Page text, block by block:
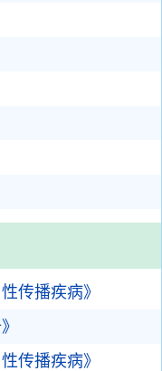
传播疾病》
传播疾病》